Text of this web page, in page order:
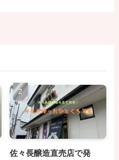
佐々長醸造直売店で発